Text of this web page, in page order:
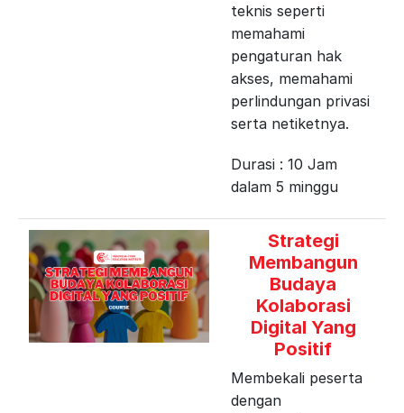
teknis seperti
memahami
pengaturan hak
akses, memahami
perlindungan privasi
serta netiketnya.
Durasi : 10 Jam
dalam 5 minggu
Strategi
Membangun
Budaya
Kolaborasi
Digital Yang
Positif
Membekali peserta
dengan